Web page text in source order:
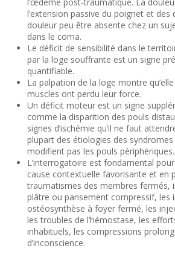
l’extension passive du poignet et des
douleur peu être absente chez un
dans le coma.
Le déficit de sensibilité dans le
par la loge souffrante est un signe
quantifiable.
La palpation de la loge montre
muscles ont perdu leur force.
Un déficit moteur est un signe
comme la disparition des pouls
signes d’ischémie qu’il ne faut
plupart des étiologies des
modifient pas les pouls périphériques.
L’interrogatoire est fondamental
cause contextuelle favorisante et en
traumatismes des membres fermés,
plâtre ou pansement compressif, les
ostéosynthèse à foyer fermé, les
les troubles de l’hémostase, les
inhabituels, les compressions
d’inconscience.